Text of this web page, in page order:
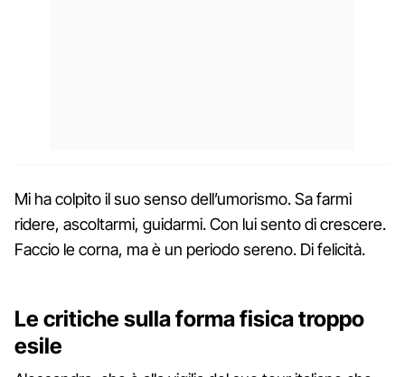
Mi ha colpito il suo senso dell’umorismo. Sa farmi
ridere, ascoltarmi, guidarmi. Con lui sento di crescere.
Faccio le corna, ma è un periodo sereno. Di felicità.
Le critiche sulla forma fisica troppo
esile